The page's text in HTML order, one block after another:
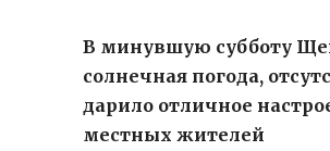
В минувшую субботу
солнечная погода,
дарило отличное
местных жителей